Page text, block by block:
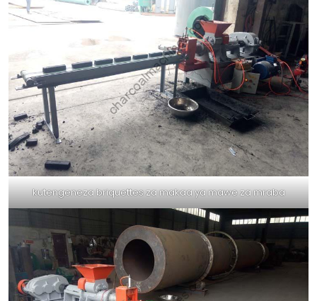
kutengeneza briquettes za makaa ya mawe za mraba